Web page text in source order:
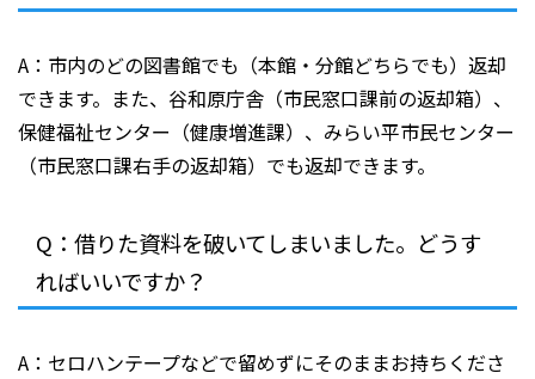
A：市内のどの図書館でも（本館・分館どちらでも）返却
できます。また、谷和原庁舎（市民窓口課前の返却箱）、
保健福祉センター（健康増進課）、みらい平市民センター
（市民窓口課右手の返却箱）でも返却できます。
Q：借りた資料を破いてしまいました。どうす
ればいいですか？
A：セロハンテープなどで留めずにそのままお持ちくださ